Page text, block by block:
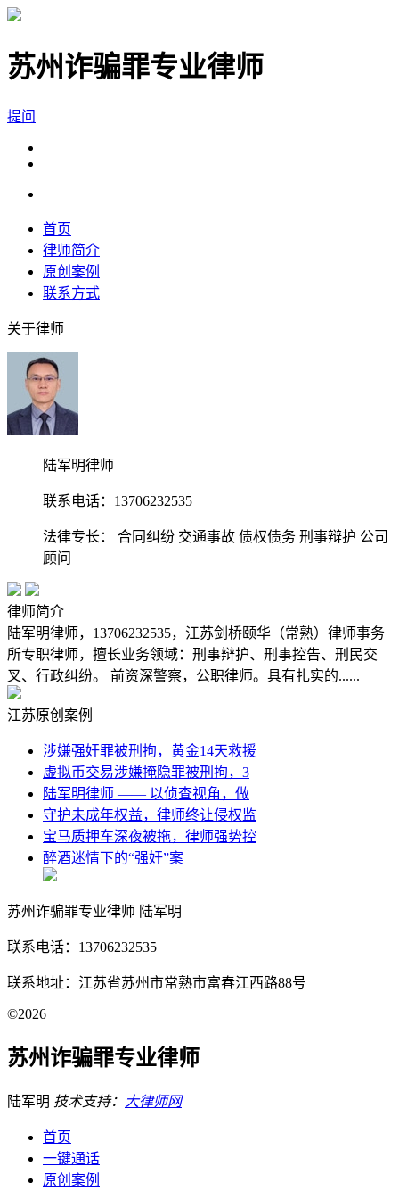
苏州诈骗罪专业律师
提问
首页
律师简介
原创案例
联系方式
关于律师
陆军明律师
联系电话：13706232535
法律专长： 合同纠纷 交通事故 债权债务 刑事辩护 公司
顾问
律师简介
陆军明律师，13706232535，江苏剑桥颐华（常熟）律师事务
所专职律师，擅长业务领域：刑事辩护、刑事控告、刑民交
叉、行政纠纷。 前资深警察，公职律师。具有扎实的......
江苏原创案例
涉嫌强奸罪被刑拘，黄金14天救援
虚拟币交易涉嫌掩隐罪被刑拘，3
陆军明律师 —— 以侦查视角，做
守护未成年权益，律师终让侵权监
宝马质押车深夜被拖，律师强势控
醉酒迷情下的“强奸”案
苏州诈骗罪专业律师 陆军明
联系电话：13706232535
联系地址：江苏省苏州市常熟市富春江西路88号
©2026
苏州诈骗罪专业律师
陆军明 技术支持： 大律师网
首页
一键通话
原创案例